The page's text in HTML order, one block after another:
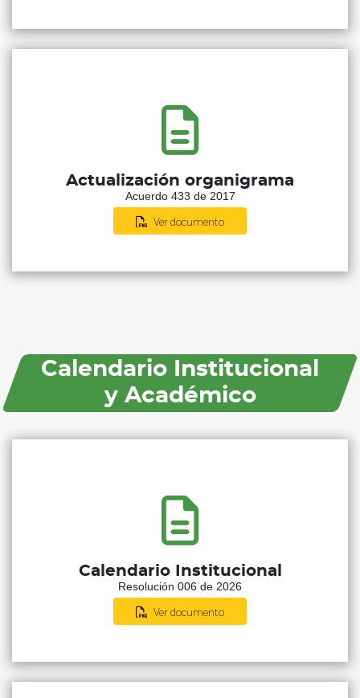
Actualización organigrama
Acuerdo 433 de 2017
Ver documento
Calendario Institucional
y Académico
Calendario Institucional
Resolución 006 de 2026
Ver documento